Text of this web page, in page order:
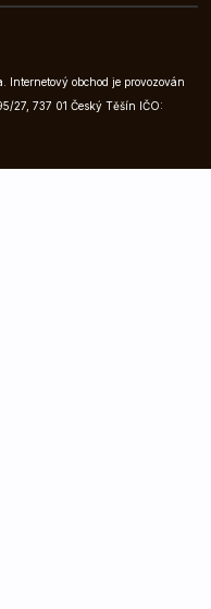
obchod je provozován
27, 737 01 Český Těšín IČO: